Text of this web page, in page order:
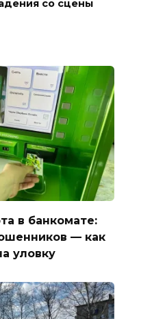
со сцены
в банкомате:
— как
уловку